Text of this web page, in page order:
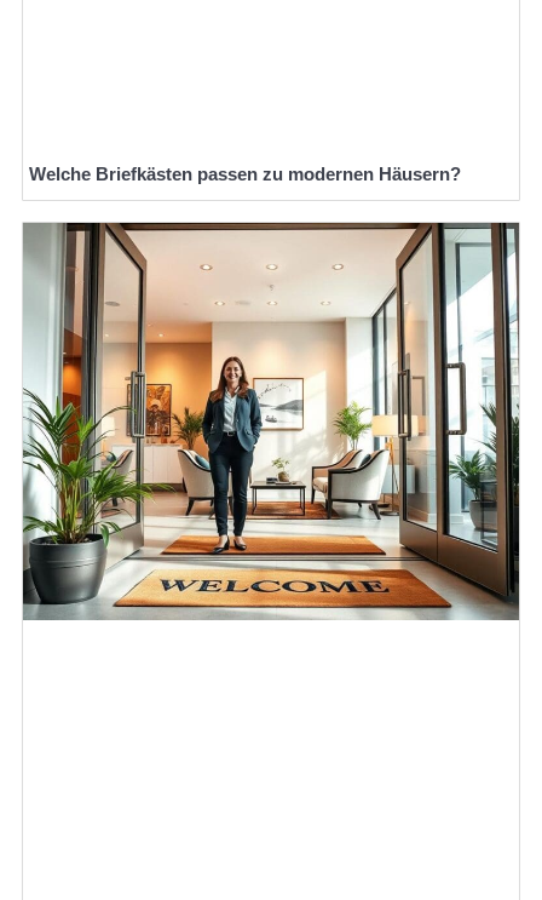
Welche Briefkästen passen zu modernen Häusern?